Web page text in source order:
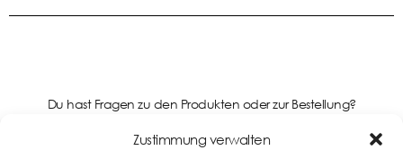
Zustimmung verwalten
Du hast Fragen zu den Produkten oder zur Bestellung?